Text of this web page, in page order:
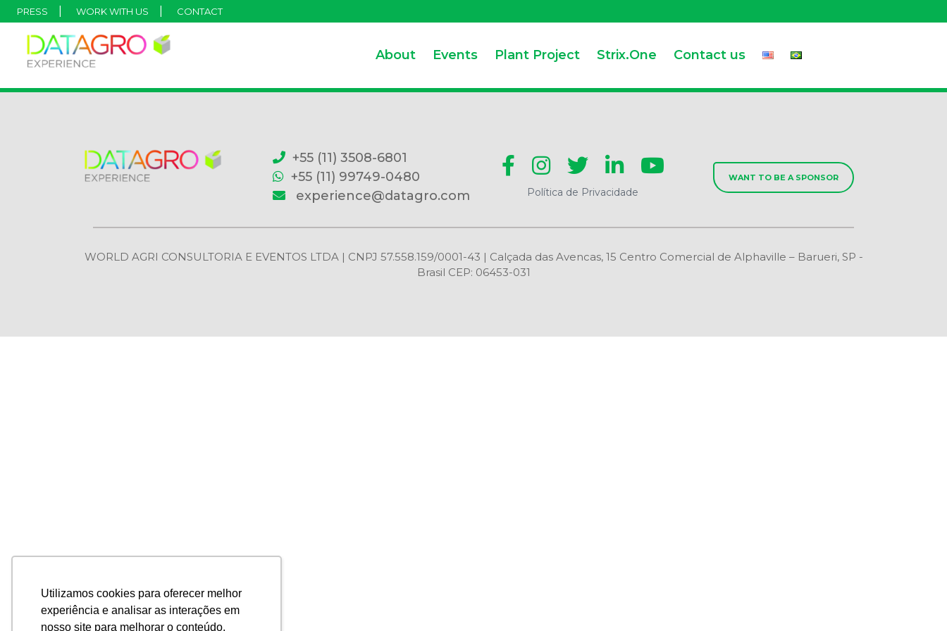
Utilizamos cookies para oferecer melhor
experiência e analisar as interações em
nosso site para melhorar o conteúdo.
PRESS WORK WITH US CONTACT
About Events Plant Project Strix.One Contact us
+55 (11) 3508-6801
+55 (11) 99749-0480
experience@datagro.com
Política de Privacidade
WANT TO BE A SPONSOR
WORLD AGRI CONSULTORIA E EVENTOS LTDA | CNPJ 57.558.159/0001-43 | Calçada das Avencas, 15 Centro Comercial de Alphaville – Barueri, SP -
Brasil CEP: 06453-031